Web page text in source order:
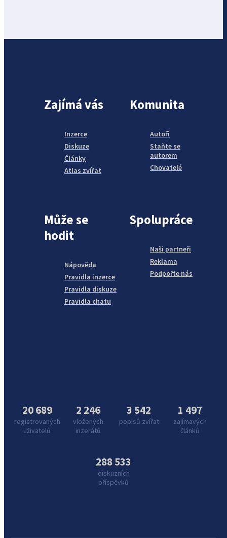
Zajímá vás
Inzerce
Diskuze
Články
Atlas zvířat
Komunita
Autoři
Staňte se
autorem
Chovatelé
Může se
hodit
Nápověda
Pravidla inzerce
Pravidla diskuze
Pravidla chatu
Spolupráce
Naši partneři
Reklama
Podpořte nás
20 689
registrovaných
uživatelů
2 246
vložených
inzerátů
3 542
popisů zvířat
1 497
zajímavých
článků
288 533
diskuzních
příspěvků